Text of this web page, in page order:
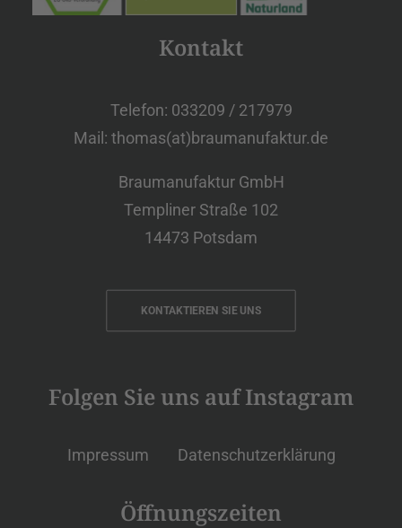
Kontakt
Telefon: 033209 / 217979
Mail: thomas(at)braumanufaktur.de
Braumanufaktur GmbH
Templiner Straße 102
14473 Potsdam
KONTAKTIEREN SIE UNS
Folgen Sie uns auf Instagram
Impressum Datenschutzerklärung
Öffnungszeiten